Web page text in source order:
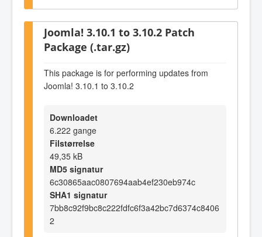
Joomla! 3.10.1 to 3.10.2 Patch
Package (.tar.gz)
This package is for performing updates from
Joomla! 3.10.1 to 3.10.2
Downloadet
6.222 gange
Filstørrelse
49,35 kB
MD5 signatur
6c30865aac0807694aab4ef230eb974c
SHA1 signatur
7bb8c92f9bc8c222fdfc6f3a42bc7d6374c8406
2